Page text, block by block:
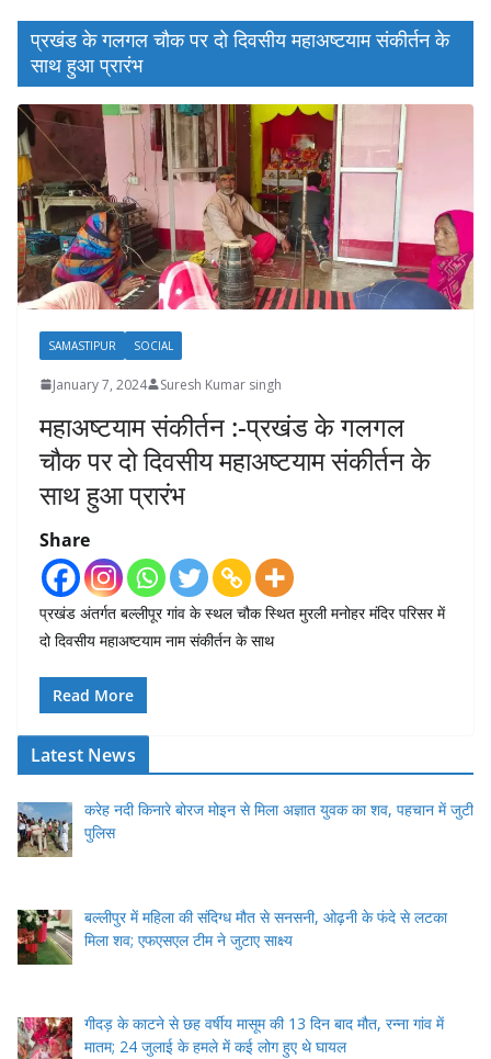
प्रखंड के गलगल चौक पर दो दिवसीय महाअष्टयाम संकीर्तन के
साथ हुआ प्रारंभ
SAMASTIPUR SOCIAL
January 7, 2024 Suresh Kumar singh
महाअष्टयाम संकीर्तन :-प्रखंड के गलगल
चौक पर दो दिवसीय महाअष्टयाम संकीर्तन के
साथ हुआ प्रारंभ
Share
प्रखंड अंतर्गत बल्लीपूर गांव के स्थल चौक स्थित मुरली मनोहर मंदिर परिसर में
दो दिवसीय महाअष्टयाम नाम संकीर्तन के साथ
Read More
Latest News
करेह नदी किनारे बोरज मोइन से मिला अज्ञात युवक का शव, पहचान में जुटी
पुलिस
बल्लीपुर में महिला की संदिग्ध मौत से सनसनी, ओढ़नी के फंदे से लटका
मिला शव; एफएसएल टीम ने जुटाए साक्ष्य
गीदड़ के काटने से छह वर्षीय मासूम की 13 दिन बाद मौत, रन्ना गांव में
मातम; 24 जुलाई के हमले में कई लोग हुए थे घायल